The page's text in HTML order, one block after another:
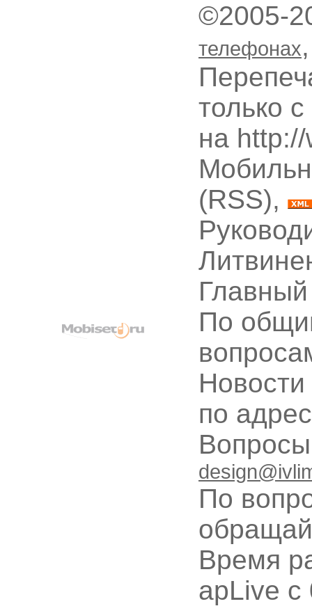
©2005-
телефонах
только
на
(RSS),
По
по
По
Время
apLive c